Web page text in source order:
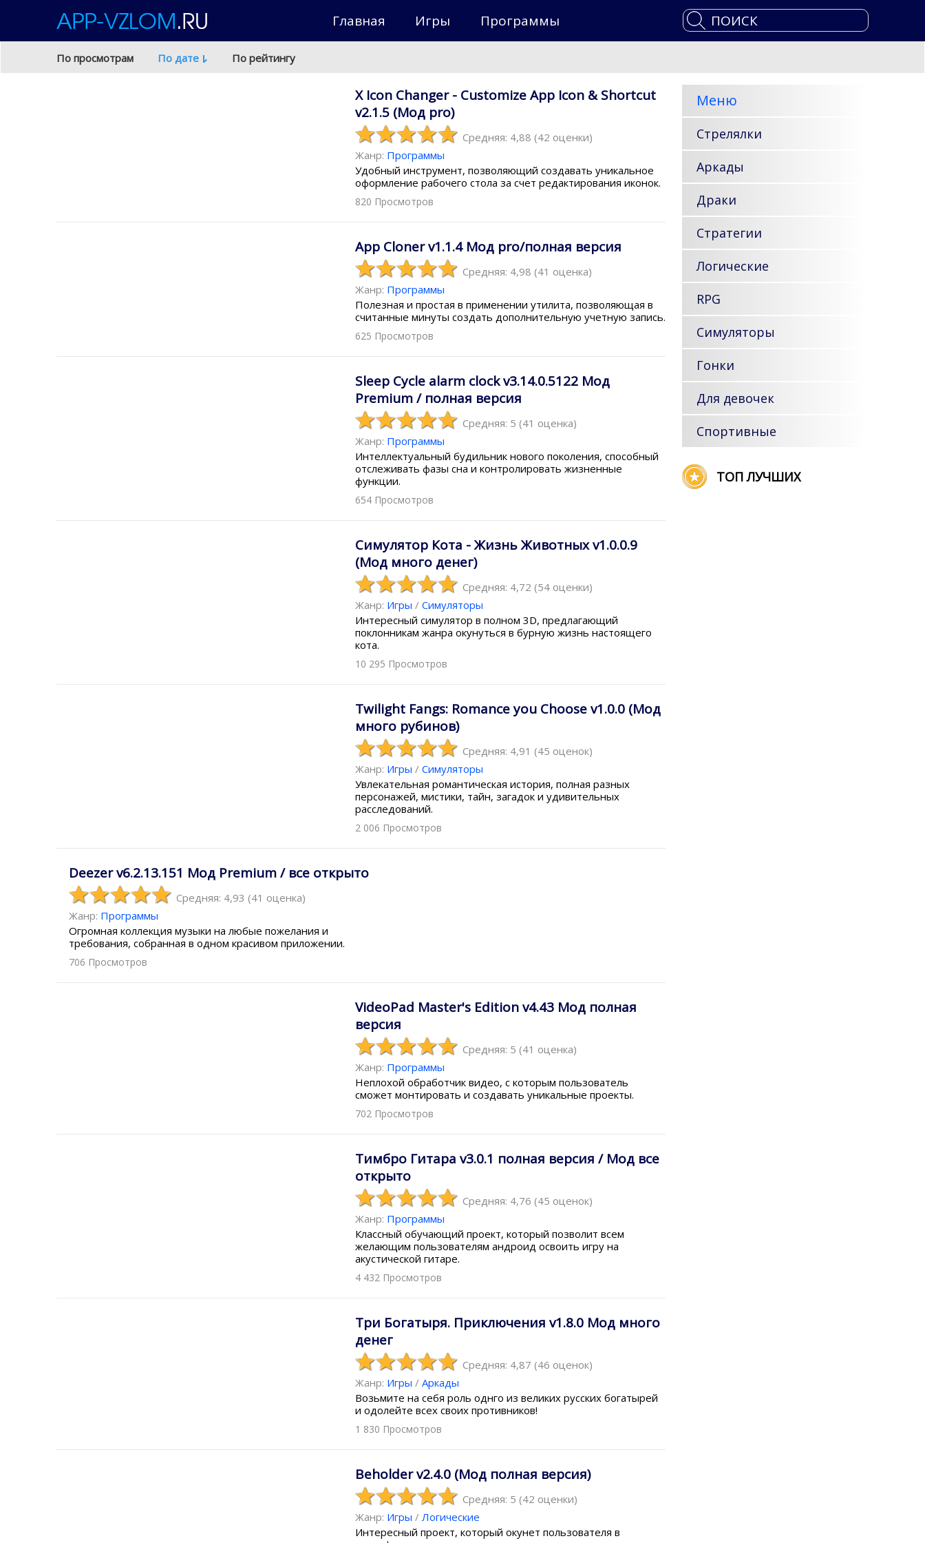
Главная Игры Программы
По просмотрам По дате По рейтингу
X Icon Changer - Customize App Icon & Shortcut
v2.1.5 (Мод pro)
Средняя: 4,88 (42 оценки)
Жанр: Программы
Удобный инструмент, позволяющий создавать уникальное
оформление рабочего стола за счет редактирования иконок.
820 Просмотров
App Cloner v1.1.4 Мод pro/полная версия
Средняя: 4,98 (41 оценка)
Жанр: Программы
Полезная и простая в применении утилита, позволяющая в
считанные минуты создать дополнительную учетную запись.
625 Просмотров
Sleep Cycle alarm clock v3.14.0.5122 Мод
Premium / полная версия
Средняя: 5 (41 оценка)
Жанр: Программы
Интеллектуальный будильник нового поколения, способный
отслеживать фазы сна и контролировать жизненные
функции.
654 Просмотров
Симулятор Кота - Жизнь Животных v1.0.0.9
(Мод много денег)
Средняя: 4,72 (54оценки)
Жанр: Игры / Симуляторы
Интересный симулятор в полном 3D, предлагающий
поклонникам жанра окунуться в бурную жизнь настоящего
кота.
10 295 Просмотров
Twilight Fangs: Romance you Choose v1.0.0 (Мод
много рубинов)
Средняя: 4,91 (45 оценок)
Жанр: Игры / Симуляторы
Увлекательная романтическая история, полная разных
персонажей, мистики, тайн, загадок и удивительных
расследований.
2 006 Просмотров
Deezer v6.2.13.151 Мод Premium / все открыто
Средняя: 4,93 (41 оценка)
Жанр: Программы
Огромная коллекция музыки на любые пожелания и
требования, собранная в одном красивом приложении.
706 Просмотров
VideoPad Master's Edition v4.43 Мод полная
версия
Средняя: 5 (41 оценка)
Жанр: Программы
Неплохой обработчик видео, с которым пользователь
сможет монтировать и создавать уникальные проекты.
702 Просмотров
Тимбро Гитара v3.0.1 полная версия / Мод все
открыто
Средняя: 4,76 (45 оценок)
Жанр: Программы
Классный обучающий проект, который позволит всем
желающим пользователям андроид освоить игру на
акустической гитаре.
4 432 Просмотров
Три Богатыря. Приключения v1.8.0 Мод много
денег
Средняя: 4,87 (46 оценок)
Жанр: Игры / Аркады
Возьмите на себя роль однго из великих русских богатырей
и одолейте всех своих противников!
1 830 Просмотров
Beholder v2.4.0 (Мод полная версия)
Средняя: 5 (42 оценки)
Жанр: Игры / Логические
Интересный проект, который окунет пользователя в
Меню
Стрелялки
Аркады
Драки
Стратегии
Логические
RPG
Симуляторы
Гонки
Для девочек
Спортивные
ТОП ЛУЧШИХ